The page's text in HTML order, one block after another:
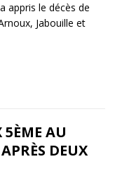
appris le décès de
Jabouille et
AU
DEUX